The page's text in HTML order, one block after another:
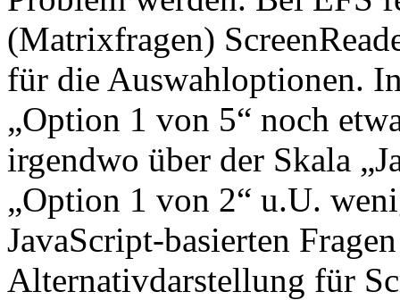
(Matrixfragen)
für die Auswahloptionen.
„Option 1 von 5“ noch
irgendwo über der Skala
„Option 1 von 2“ u.U.
JavaScript-basierten
Alternativdarstellung für